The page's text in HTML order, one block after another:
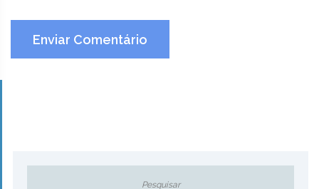
Enviar Comentário